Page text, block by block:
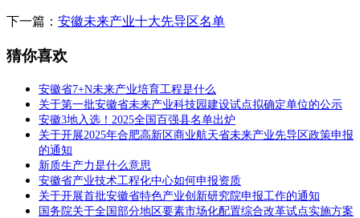
下一篇： 安徽未来产业十大先导区名单
猜你喜欢
安徽省7+N未来产业培育工程是什么
关于第一批安徽省未来产业科技园建设试点拟确定单位的公示
安徽3地入选！2025全国百强县名单出炉
关于开展2025年合肥高新区商业航天省未来产业先导区政策申报
的通知
新质生产力是什么意思
安徽省产业技术工程化中心如何申报资质
关于开展首批安徽省特色产业创新研究院申报工作的通知
国务院关于全国部分地区要素市场化配置综合改革试点实施方案